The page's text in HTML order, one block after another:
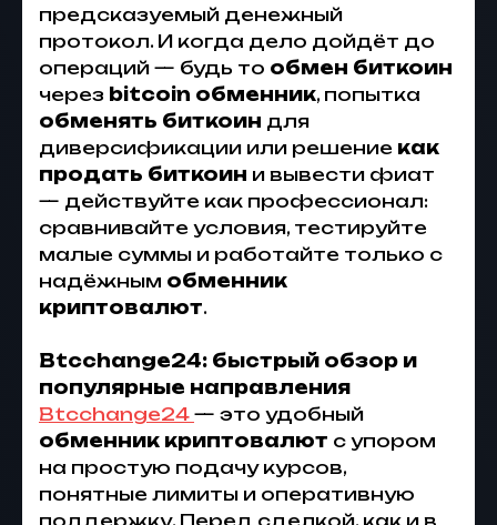
предсказуемый денежный
протокол. И когда дело дойдёт до
операций — будь то обмен биткоин
через bitcoin обменник, попытка
обменять биткоин для
диверсификации или решение как
продать биткоин и вывести фиат
— действуйте как профессионал:
сравнивайте условия, тестируйте
малые суммы и работайте только с
надёжным обменник
криптовалют.
Btcchange24: быстрый обзор и
популярные направления
Btcchange24 — это удобный
обменник криптовалют с упором
на простую подачу курсов,
понятные лимиты и оперативную
поддержку. Перед сделкой, как и в